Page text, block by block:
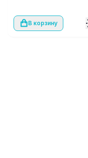
В корзину